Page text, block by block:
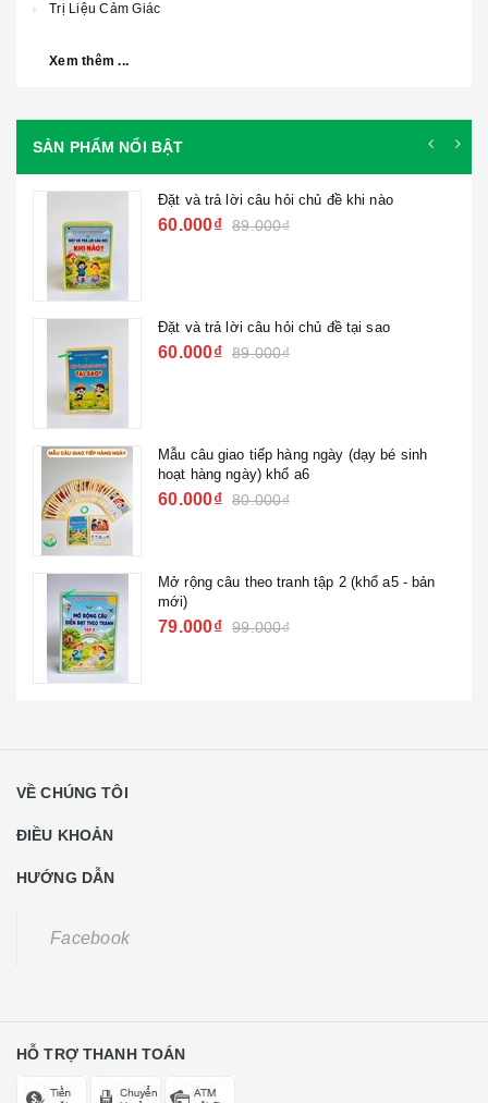
Trị Liệu Cảm Giác
Xem thêm ...
SẢN PHẨM NỔI BẬT
Đặt và trả lời câu hỏi chủ đề khi nào
60.000₫ 89.000₫
Đặt và trả lời câu hỏi chủ đề tại sao
60.000₫ 89.000₫
Mẫu câu giao tiếp hàng ngày (dạy bé sinh
hoạt hàng ngày) khổ a6
60.000₫ 80.000₫
Mở rộng câu theo tranh tập 2 (khổ a5 - bản
mới)
79.000₫ 99.000₫
VỀ CHÚNG TÔI
ĐIỀU KHOẢN
HƯỚNG DẪN
Facebook
HỖ TRỢ THANH TOÁN